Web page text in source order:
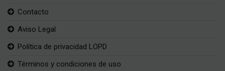
Contacto
Aviso Legal
Política de privacidad LOPD
Términos y condiciones de uso